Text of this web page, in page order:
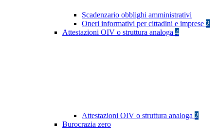
Scadenzario obblighi amministrativi
Oneri informativi per cittadini e imprese 2
Attestazioni OIV o struttura analoga 4
Attestazioni OIV o struttura analoga 2
Burocrazia zero